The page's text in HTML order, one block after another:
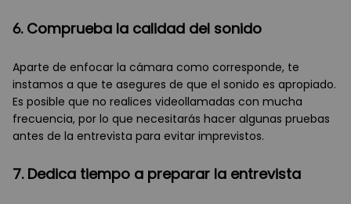
6. Comprueba la calidad del sonido
Aparte de enfocar la cámara como corresponde, te
instamos a que te asegures de que el sonido es apropiado.
Es posible que no realices videollamadas con mucha
frecuencia, por lo que necesitarás hacer algunas pruebas
antes de la entrevista para evitar imprevistos.
7. Dedica tiempo a preparar la entrevista